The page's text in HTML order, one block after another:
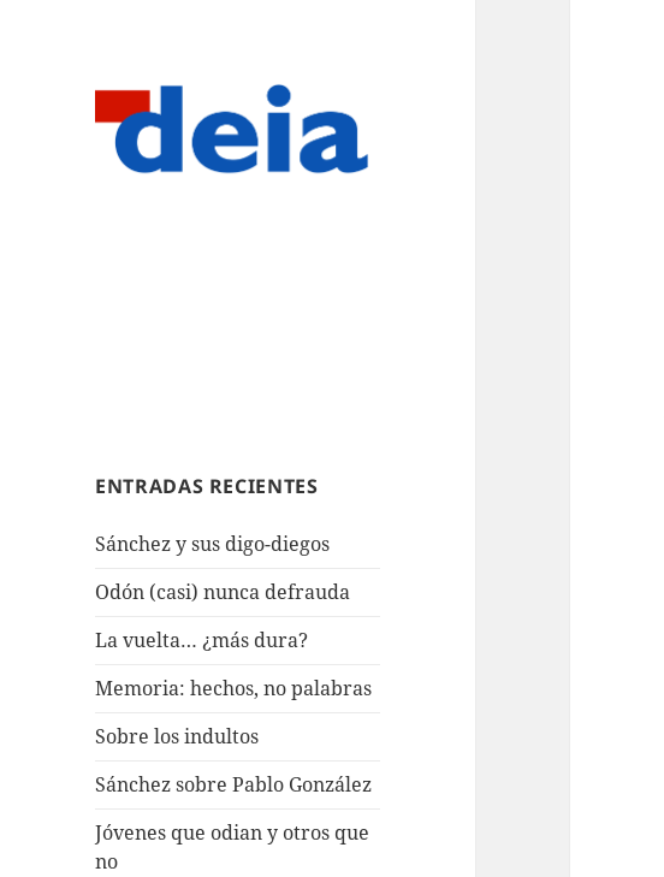
ENTRADAS RECIENTES
Sánchez y sus digo-diegos
Odón (casi) nunca defrauda
La vuelta… ¿más dura?
Memoria: hechos, no palabras
Sobre los indultos
Sánchez sobre Pablo González
Jóvenes que odian y otros que
no